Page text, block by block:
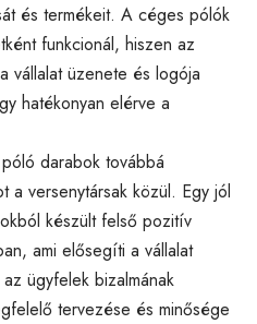
és termékeit. A céges pólók
funkcionál, hiszen az
vállalat üzenete és logója
hatékonyan elérve a
darabok továbbá
a versenytársak közül. Egy jól
készült felső pozitív
ami elősegíti a vállalat
ügyfelek bizalmának
tervezése és minősége